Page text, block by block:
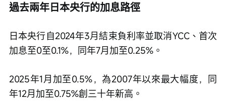
過去兩年日本央行的加息路徑
日本央行自2024年3月結束負利率並取消YCC、首次
加息至0至0.1%，同年7月加至0.25%。
2025年1月加至0.5%，為2007年以來最大幅度，同
年12月加至0.75%創三十年新高。